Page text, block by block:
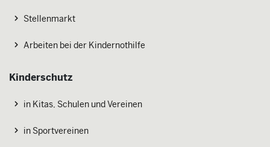
Stellenmarkt
Arbeiten bei der Kindernothilfe
Kinderschutz
in Kitas, Schulen und Vereinen
in Sportvereinen